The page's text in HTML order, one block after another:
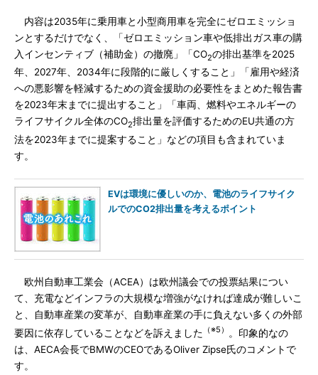
内容は2035年に乗用車と小型商用車を完全にゼロエミッショ
ンとするだけでなく、「ゼロエミッション車や低排出ガス車の購
入インセンティブ（補助金）の撤廃」「CO2の排出基準を2025
年、2027年、2034年に段階的に厳しくすること」「雇用や経済
への悪影響を軽減するための資金援助の必要性をまとめた報告書
を2023年末までに提出すること」「車両、燃料やエネルギーの
ライフサイクル全体のCO2排出量を評価するためのEU共通の方
法を2023年までに提案すること」などの項目も含まれていま
す。
EVは環境に優しいのか、電池のライフサイク
ルでのCO2排出量を考えるポイント
欧州自動車工業会（ACEA）は欧州議会での投票結果につい
て、充電などインフラの大規模な増強がなければ達成が難しいこ
と、自動車産業の変革が、自動車産業の手に負えない多くの外部
要因に依存していることなどを訴えました （※5）
。印象的なの
は、AECA会長でBMWのCEOであるOliver Zipse氏のコメントで
す。